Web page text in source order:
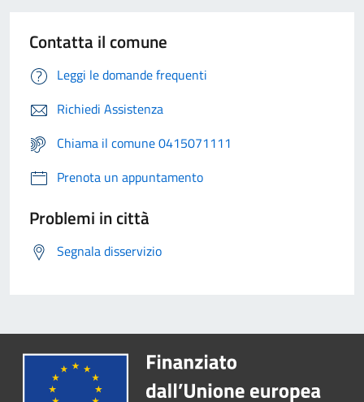
Contatta il comune
Leggi le domande frequenti
Richiedi Assistenza
Chiama il comune 0415071111
Prenota un appuntamento
Problemi in città
Segnala disservizio